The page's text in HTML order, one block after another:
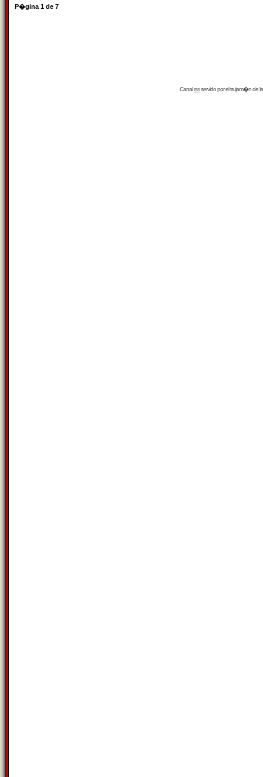
P�gina 1 de 7
Canalrssservido por eltrujam�nde